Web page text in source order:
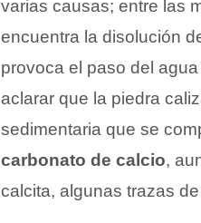
varias causas; entre las
encuentra la disolución
provoca el paso del
aclarar que la piedra
sedimentaria que se
carbonato de calcio,
calcita, algunas trazas